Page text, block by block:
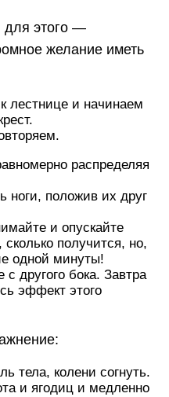
для этого —
желание иметь
лестнице и начинаем
распределяя
ноги, положив их друг
и опускайте
получится, но,
одной минуты!
другого бока. Завтра
эффект этого
тела, колени согнуть.
и ягодиц и медленно